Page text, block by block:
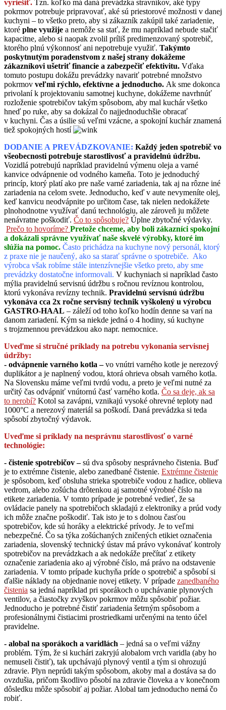
vyriešiť. Tzn. koľko má daná prevádzka stravníkov, aké typy
pokrmov potrebuje pripravovať, aké sú priestorové možnosti v danej
kuchyni – to všetko preto, aby si zákazník zakúpil také zariadenie,
ktoré plne využije a nemôže sa stať, že mu napríklad nebude stačiť
kapacitne, alebo si naopak zvolil príliš predimenzovaný spotrebič,
ktorého plnú výkonnosť ani nepotrebuje využiť. Takýmto
poskytnutým poradenstvom z našej strany dokážeme
zákazníkovi ušetriť financie a zabezpečiť efektivitu. Vďaka
tomuto postupu dokážu prevádzky navariť potrebné množstvo
pokrmov veľmi rýchlo, efektívne a jednoducho. Ak sme dokonca
privolaní k projektovaniu samotnej kuchyne, dokážeme navrhnúť
rozloženie spotrebičov takým spôsobom, aby mal kuchár všetko
hneď po ruke, aby sa dokázal čo najjednoduchšie obracať
v kuchyni. Čas a úsilie sú veľmi vzácne, a spokojní kuchár znamená
tiež spokojných hostí
DODANIE A PREVÁDZKOVANIE: Každý jeden spotrebič vo
všeobecnosti potrebuje starostlivosť a pravidelnú údržbu.
Vozidlá potrebujú napríklad pravidelnú výmenu oleja a varné
kanvice odvápnenie od vodného kameňa. Toto je jednoduchý
princíp, ktorý platí ako pre naše varné zariadenia, tak aj na rôzne iné
zariadenia na celom svete. Jednoducho, keď v aute nevymeníte olej,
keď kanvicu neodvápnite po určitom čase, tak nielen nedokážete
plnohodnotne využívať danú technológiu, ale zároveň ju môžete
nenávratne poškodiť. Čo to spôsobuje? Úplne zbytočné výdavky.
Prečo to hovoríme? Pretože chceme, aby boli zákazníci spokojní
a dokázali správne využívať naše skvelé výrobky, ktoré im
slúžia na pomoc. Často prichádza na kuchyne nový personál, ktorý
z praxe nie je naučený, ako sa starať správne o spotrebiče. Ako
výrobca však robíme stále intenzívnejšie všetko preto, aby sme
prevádzky dostatočne informovali. V kuchyniach si napríklad často
mýlia pravidelnú servisnú údržbu s ročnou revíznou kontrolou,
ktorú vykonáva revízny technik. Pravidelnú servisnú údržbu
vykonáva cca 2x ročne servisný technik vyškolený u výrobcu
GASTRO-HAAL – záleží od toho koľko hodín denne sa varí na
danom zariadení. Kým sa niekde jedná o 4 hodiny, sú kuchyne
s trojzmennou prevádzkou ako napr. nemocnice.
Uveďme si stručné príklady na potrebu vykonania servisnej
údržby:
- odvápnenie varného kotla –vo vnútri varného kotle je nerezový
duplikátor a je naplnený vodou, ktorá ohrieva obsah varného kotla.
Na Slovensku máme veľmi tvrdú vodu, a preto je veľmi nutné za
určitý čas odvápniť vnútornú časť varného kotla. Čo sa deje, ak sa
to nerobí? Kotol sa zavápni, vznikajú vysoké ohrevné teploty nad
1000°C a nerezový materiál sa poškodí. Daná prevádzka si teda
spôsobí zbytočný výdavok.
Uveďme si príklady na nesprávnu starostlivosť o varné
technológie:
- čistenie spotrebičov –sú dva spôsoby nesprávneho čistenia. Buď
je to extrémne čistenie, alebo zanedbané čistenie. Extrémne čistenie
je spôsobom, keď obsluha strieka spotrebiče vodou z hadice, oblieva
vedrom, alebo zošúcha drôtenkou aj samotné výrobné číslo na
etikete zariadenia. V tomto prípade je potrebné vedieť, že sa
ovládacie panely na spotrebičoch skladajú z elektroniky a prúd vody
ich môže značne poškodiť. Tak isto je to s dolnou časťou
spotrebičov, kde sú horáky a elektrické prívody. Je to veľmi
nebezpečné. Čo sa týka zošúchaných zničených etikiet označenia
zariadenia, slovenský technický ústav má právo vykonávať kontroly
spotrebičov na prevádzkach a ak nedokáže prečítať z etikety
označenie zariadenia ako aj výrobné číslo, má právo na odstavenie
zariadenia. V tomto prípade kuchyňa príde o spotrebič a spôsobí si
ďalšie náklady na objednanie novej etikety. V prípade zanedbaného
čistenia sa jedná napríklad pri sporákoch o upchávanie plynových
ventilov, a čiastočky zvyškov pokrmov môžu spôsobiť požiar.
Jednoducho je potrebné čistiť zariadenia šetrným spôsobom a
profesionálnymi čistiacimi prostriedkami určenými na tento účel
pravidelne.
- alobal na sporákoch a varidlách – jedná sa o veľmi vážny
problém. Tým, že si kuchári zakryjú alobalom vrch varidla (aby ho
nemuseli čistiť), tak upchávajú plynový ventil a tým si ohrozujú
zdravie. Plyn neprúdi takým spôsobom, akoby mal a dostáva sa do
ovzdušia, pričom škodlivo pôsobí na zdravie človeka a v konečnom
dôsledku môže spôsobiť aj požiar. Alobal tam jednoducho nemá čo
robiť.